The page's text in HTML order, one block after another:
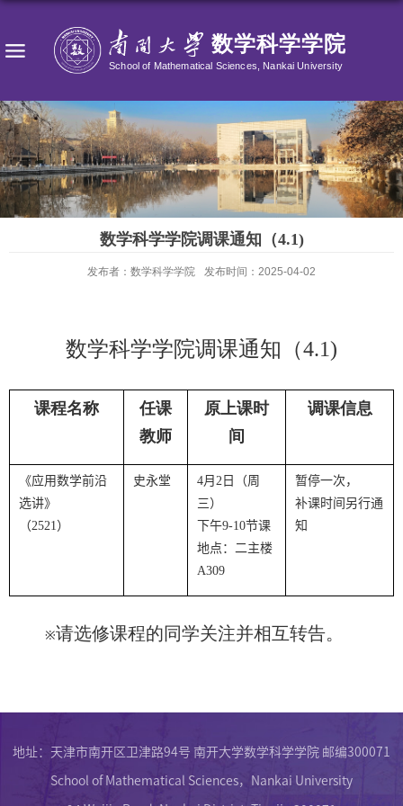
数学科学学院调课通知（4.1)
发布者：数学科学学院 发布时间：2025-04-02
数学科学学院调课通知（4.1)
课程名称
任课
教师
原上课时
间
调课信息
《应用数学前沿
选讲》
（2521）
史永堂 4月 2 日（周
三）
下午9-10节课
地点：二主楼
A309
暂停一次，
补课时间另行通
知
※请选修课程的同学关注并相互转告。
地址：天津市南开区卫津路94号 南开大学数学科学学院 邮编300071
School of Mathematical Sciences，Nankai University